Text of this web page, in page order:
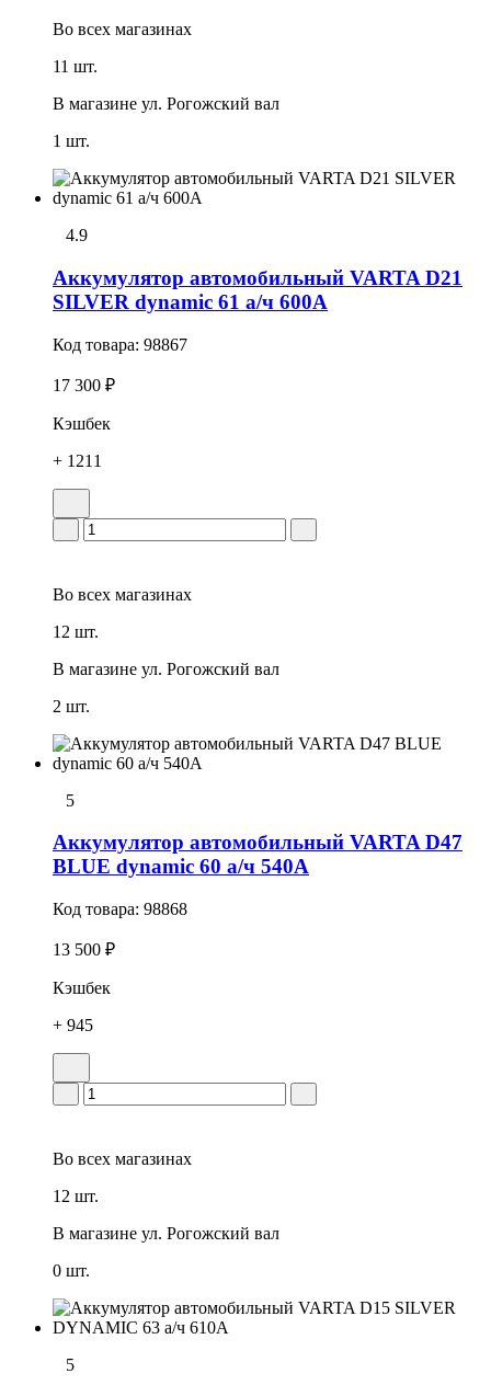
Во всех магазинах
11 шт.
В магазине ул. Рогожский вал
1 шт.
4.9
Аккумулятор автомобильный VARTA D21
SILVER dynamic 61 а/ч 600А
Код товара: 98867
17 300 ₽
Кэшбек
+ 1211
Во всех магазинах
12 шт.
В магазине ул. Рогожский вал
2 шт.
5
Аккумулятор автомобильный VARTA D47
BLUE dynamic 60 а/ч 540А
Код товара: 98868
13 500 ₽
Кэшбек
+ 945
Во всех магазинах
12 шт.
В магазине ул. Рогожский вал
0 шт.
5